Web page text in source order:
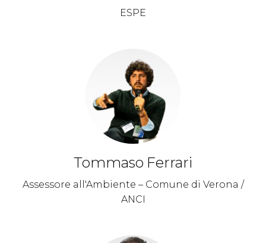
ESPE
Tommaso Ferrari
Assessore all'Ambiente – Comune di Verona /
ANCI